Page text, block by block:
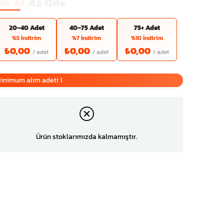
20–40 Adet
%5 İndirim
₺0,00
40–75 Adet
%7 İndirim
₺0,00
75+ Adet
%10 İndirim
₺0,00
alım adeti 1
Ürün stoklarımızda kalmamıştır.